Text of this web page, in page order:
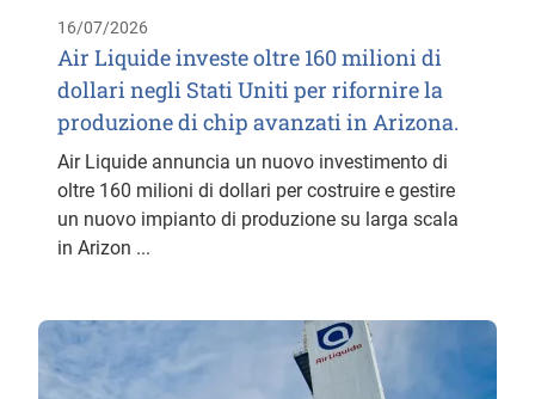
16/07/2026
Air Liquide investe oltre 160 milioni di
dollari negli Stati Uniti per rifornire la
produzione di chip avanzati in Arizona.
Air Liquide annuncia un nuovo investimento di
oltre 160 milioni di dollari per costruire e gestire
un nuovo impianto di produzione su larga scala
in Arizon ...